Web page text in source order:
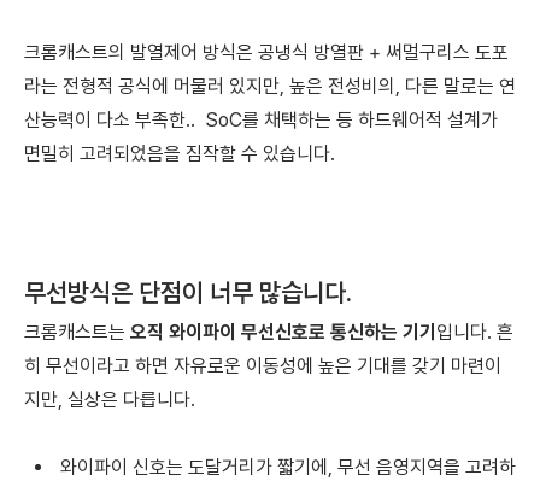
크롬캐스트의 발열제어 방식은 공냉식 방열판 + 써멀구리스 도포
라는 전형적 공식에 머물러 있지만, 높은 전성비의, 다른 말로는 연
산능력이 다소 부족한.. SoC를 채택하는 등 하드웨어적 설계가
면밀히 고려되었음을 짐작할 수 있습니다.
무선방식은 단점이 너무 많습니다.
크롬캐스트는 오직 와이파이 무선신호로 통신하는 기기 입니다. 흔
히 무선이라고 하면 자유로운 이동성에 높은 기대를 갖기 마련이
지만, 실상은 다릅니다.
와이파이 신호는 도달거리가 짧기에, 무선 음영지역을 고려하